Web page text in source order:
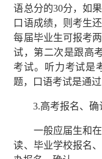
语总分的30分，如
口语成绩，则考生
每届毕业生可报考
试，第二次是跟高
考试。听力考试是
题，口语考试是通
3.高考报名、确
一般应届生和在
读、毕业学校报名